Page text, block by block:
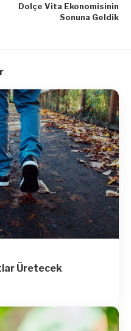
Dolçe Vita Ekonomisinin
Sonuna Geldik
Üretecek